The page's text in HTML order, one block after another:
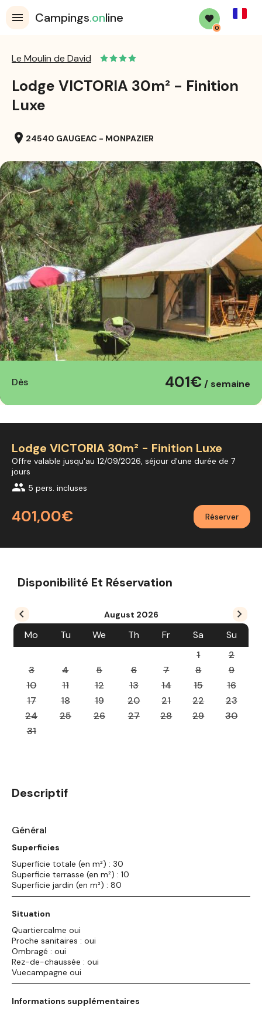
Campings.online
0
Le Moulin de David
Lodge VICTORIA 30m² - Finition
Luxe
location_on 24540 GAUGEAC - MONPAZIER
Dès 401€ / semaine
Lodge VICTORIA 30m² - Finition Luxe
Offre valable jusqu'au 12/09/2026, séjour d'une durée de 7
jours
group 5 pers. incluses
401,00€ Réserver
Disponibilité Et Réservation
August 2026
Mo Tu We Th Fr Sa
Su
1
2
3
4 5 6 7 8
9
10
11 12 13 14 15
16
17
18 19 20 21 22
23
24
25 26 27 28 29
30
31
Descriptif
Général
Superficies
Superficie totale (en m²) : 30
Superficie terrasse (en m²) : 10
Superficie jardin (en m²) : 80
Situation
Quartiercalme oui
Proche sanitaires : oui
Ombragé : oui
Rez-de-chaussée : oui
Vuecampagne oui
Informations supplémentaires